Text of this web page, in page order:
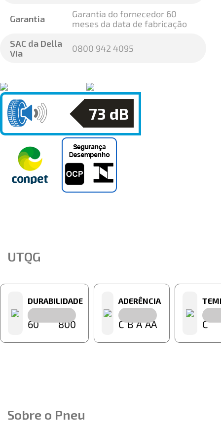
Garantia
Garantia do fornecedor 60
meses da data de fabricação
SAC da Della
Via
0800 942 4095
73 dB
UTQG
DURABILIDADE
60 800
ADERÊNCIA
C B A AA C
Sobre o Pneu